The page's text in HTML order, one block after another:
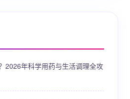
2026年科学用药与生活调理全攻